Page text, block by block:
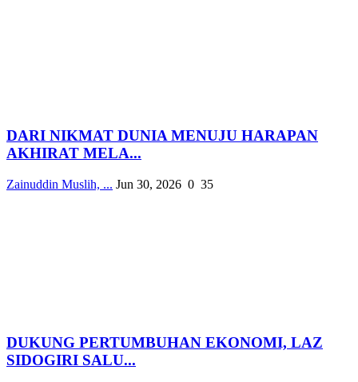
DARI NIKMAT DUNIA MENUJU HARAPAN
AKHIRAT MELA...
Zainuddin Muslih, ... Jun 30, 2026 0 35
DUKUNG PERTUMBUHAN EKONOMI, LAZ
SIDOGIRI SALU...